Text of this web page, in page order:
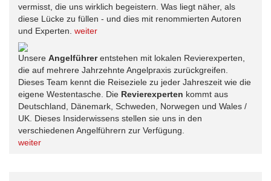
vermisst, die uns wirklich begeistern. Was liegt näher, als
diese Lücke zu füllen - und dies mit renommierten Autoren
und Experten. weiter
Unsere Angelführerentstehen mit lokalen Revierexperten,
die auf mehrere Jahrzehnte Angelpraxis zurückgreifen.
Dieses Team kennt die Reiseziele zu jeder Jahreszeit wie die
eigene Westentasche. Die Revierexperten kommt aus
Deutschland, Dänemark, Schweden, Norwegen und Wales /
UK. Dieses Insiderwissens stellen sie uns in den
verschiedenen Angelführern zur Verfügung.
weiter